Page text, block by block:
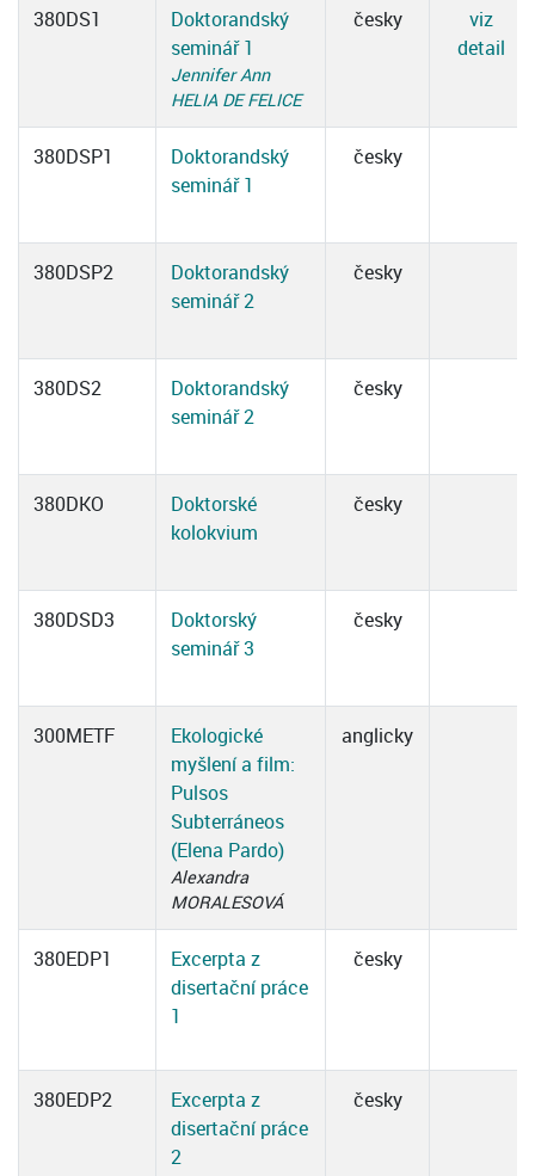
380DS1
Doktorandský
seminář 1
Jennifer Ann
HELIA DE FELICE
česky
viz
detail
380DSP1
Doktorandský
seminář 1
česky
380DSP2
Doktorandský
seminář 2
česky
380DS2
Doktorandský
seminář 2
česky
380DKO
Doktorské
kolokvium
česky
380DSD3
Doktorský
seminář 3
česky
300METF
Ekologické
myšlení a film:
Pulsos
Subterráneos
(Elena Pardo)
Alexandra
MORALESOVÁ
anglicky
380EDP1
Excerpta z
disertační práce
1
česky
380EDP2
Excerpta z
disertační práce
2
česky